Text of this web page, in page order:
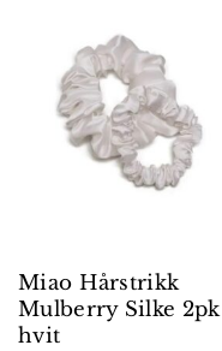
Miao Hårstrikk
Mulberry Silke 2pk
hvit